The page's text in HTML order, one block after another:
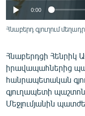
ՄԵԿՆԱԲԱՆՈՒԹՅՈՒՆ
ՏՏ ԵՒ ԻՆՏԵՐՆԵՏ
ԱՐԽԻՎ
ՏԵՍԱՆՅՈՒԹԵՐ
ԲԱՆԱՎԵՃ
ՁԳՏԵԼՈՎ
0:00
Հնաբերդ գյուղում
Հնաբերդցի Հենրիկ
իրավապահներից
հանրապետական
գյուղապետի
Մեջլումյանին